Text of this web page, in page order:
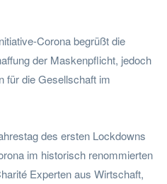
Corona begrüßt die
der Maskenpflicht, jedoch
für die Gesellschaft im
des ersten Lockdowns
im historisch renommierten
Experten aus Wirtschaft,